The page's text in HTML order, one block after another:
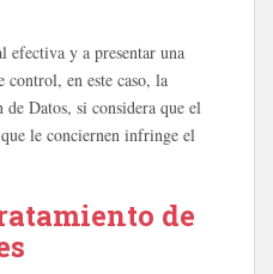
efectiva y a presentar una
control, en este caso, la
Datos, si considera que el
le conciernen infringe el
de